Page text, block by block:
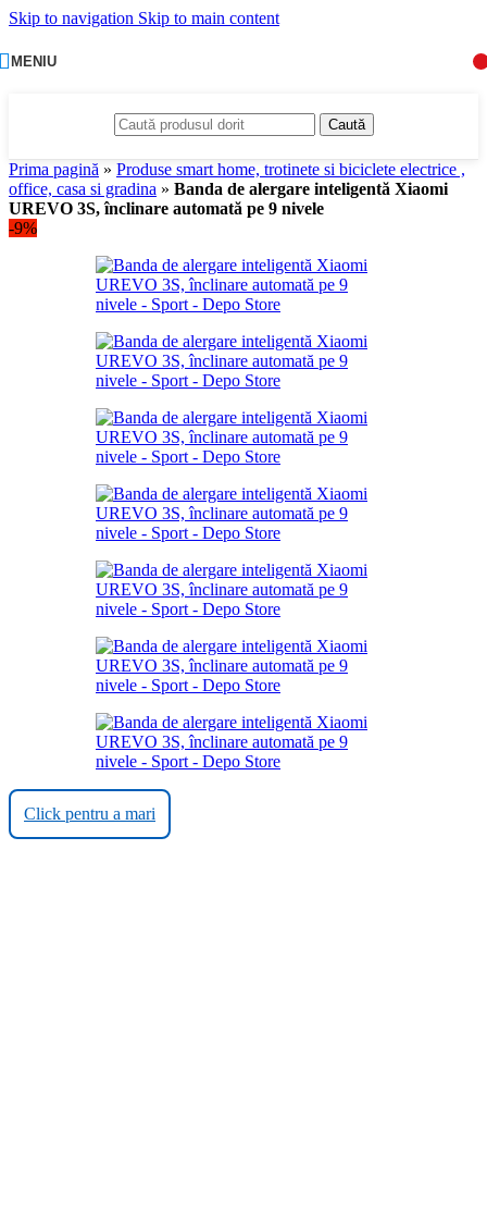
Skip to navigation Skip to main content
MENIU
Caută
Prima pagină » Produse smart home, trotinete si biciclete electrice ,
office, casa si gradina » Banda de alergare inteligentă Xiaomi
UREVO 3S, înclinare automată pe 9 nivele
-9%
Click pentru a mari